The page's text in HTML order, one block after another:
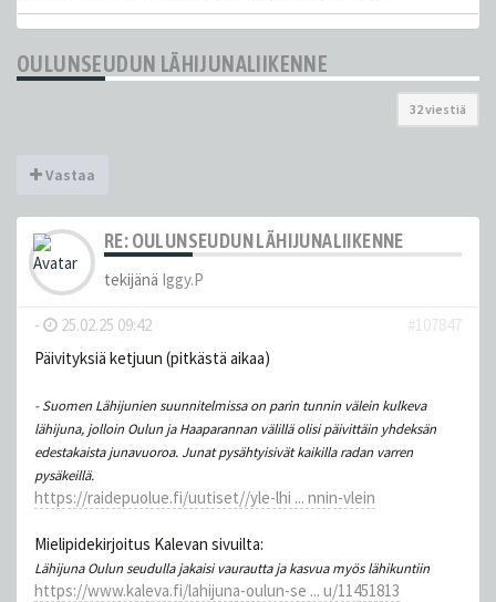
OULUNSEUDUN LÄHIJUNALIIKENNE
32 viestiä
Vastaa
RE: OULUNSEUDUN LÄHIJUNALIIKENNE
tekijänä Iggy.P
- 25.02.25 09:42
#107847
Päivityksiä ketjuun (pitkästä aikaa)
- Suomen Lähijunien suunnitelmissa on parin tunnin välein kulkeva
lähijuna, jolloin Oulun ja Haaparannan välillä olisi päivittäin yhdeksän
edestakaista junavuoroa. Junat pysähtyisivät kaikilla radan varren
pysäkeillä.
https://raidepuolue.fi/uutiset//yle-lhi ... nnin-vlein
Mielipidekirjoitus Kalevan sivuilta:
Lä­hi­ju­na Oulun seu­dul­la jakaisi vau­raut­ta ja kasvua myös lä­hi­kun­tiin
https://www.kaleva.fi/lahijuna-oulun-se ... u/11451813